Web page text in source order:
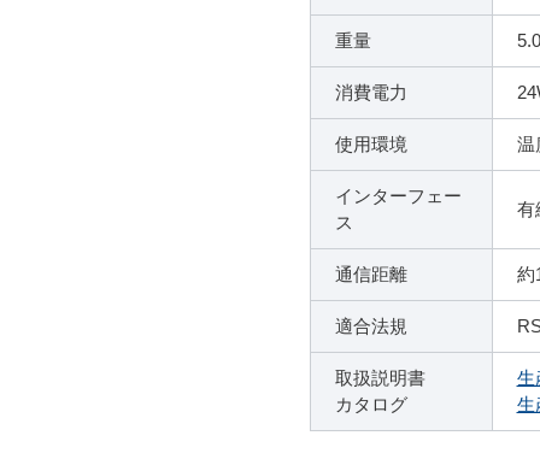
重量
消費電力
使用環境 温
インターフェー
ス
有
通信距離 約
適合法規
取扱説明書
カタログ
生
生